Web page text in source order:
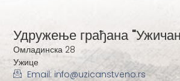
Удружење грађана
Омладинска 28
Ужице
Email: info@uzicanstveno.rs